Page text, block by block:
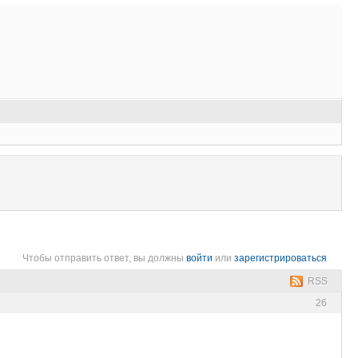
Чтобы отправить ответ, вы должны войти или зарегистрироваться
RSS
26